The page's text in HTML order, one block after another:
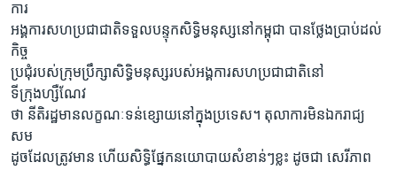
ការ
អង្គការសហប្រជាជាតិទទួលបន្ទុកសិទ្ធិមនុស្សនៅកម្ពុជា បានថ្លែងប្រាប់ដល់
កិច្ច
ប្រជុំរបស់ក្រុមប្រឹក្សាសិទ្ធិមនុស្សរបស់អង្គការសហប្រជាជាតិនៅ
ទីក្រុងហ្សឺណែវ
ថា នីតិរដ្ឋមានលក្ខណៈទន់ខ្សោយនៅក្នុងប្រទេស។ តុលាការមិនឯករាជ្យ
សម
ដូចដែលត្រូវមាន ហើយសិទ្ធិផ្នែកនយោបាយសំខាន់ៗខ្លះ ដូចជា សេរីភាព